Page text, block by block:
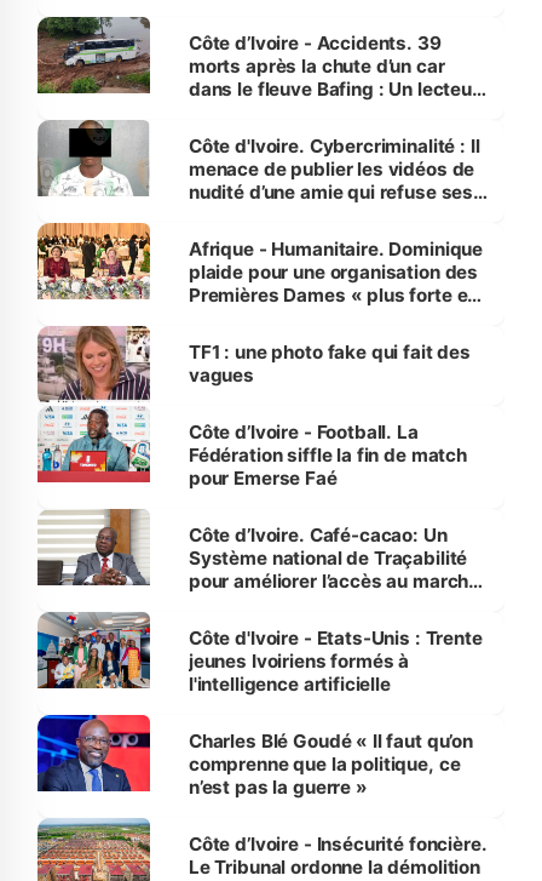
Côte d’Ivoire - Accidents. 39
morts après la chute d’un car
dans le fleuve Bafing : Un lecteur
des Transports
Côte d'Ivoire. Cybercriminalité : Il
menace de publier les vidéos de
nudité d’une amie qui refuse ses
Afrique - Humanitaire. Dominique
plaide pour une organisation des
Premières Dames « plus forte et
sur la scène internationale »
TF1 : une photo fake qui fait des
vagues
Côte d’Ivoire - Football. La
Fédération siffle la fin de match
pour Emerse Faé
Côte d’Ivoire. Café-cacao: Un
Système national de Traçabilité
pour améliorer l’accès au marché
Côte d'Ivoire - Etats-Unis : Trente
jeunes Ivoiriens formés à
l'intelligence artificielle
Charles Blé Goudé « Il faut qu’on
comprenne que la politique, ce
n’est pas la guerre »
Côte d’Ivoire - Insécurité foncière.
Le Tribunal ordonne la démolition